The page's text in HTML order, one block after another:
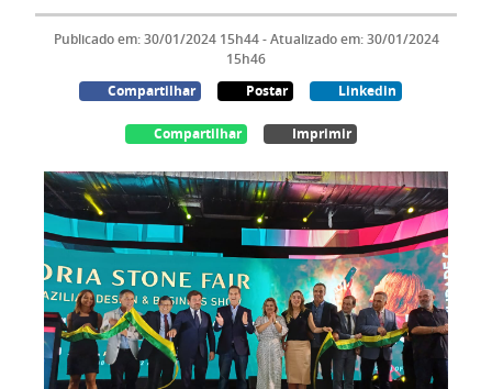
Publicado em: 30/01/2024 15h44 - Atualizado em: 30/01/2024
15h46
Compartilhar
Postar Linkedin
Compartilhar Imprimir